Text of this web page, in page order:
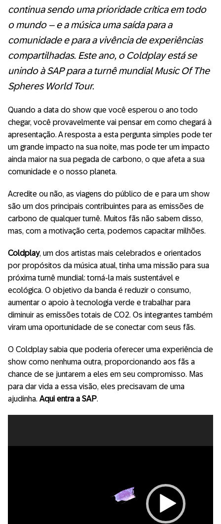
continua sendo uma prioridade crítica em todo
o mundo – e a música uma saída para a
comunidade e para a vivência de experiências
compartilhadas. Este ano, o Coldplay está se
unindo à SAP para a turnê mundial Music Of The
Spheres World Tour.
Quando a data do show que você esperou o ano todo
chegar, você provavelmente vai pensar em como chegará à
apresentação. A resposta a esta pergunta simples pode ter
um grande impacto na sua noite, mas pode ter um impacto
ainda maior na sua pegada de carbono, o que afeta a sua
comunidade e o nosso planeta.
Acredite ou não, as viagens do público de e para um show
são um dos principais contribuintes para as emissões de
carbono de qualquer turnê. Muitos fãs não sabem disso,
mas, com a motivação certa, podemos capacitar milhões.
Coldplay, um dos artistas mais celebrados e orientados
por propósitos da música atual, tinha uma missão para sua
próxima turnê mundial: torná-la mais sustentável e
ecológica. O objetivo da banda é reduzir o consumo,
aumentar o apoio à tecnologia verde e trabalhar para
diminuir as emissões totais de CO2. Os integrantes também
viram uma oportunidade de se conectar com seus fãs.
O Coldplay sabia que poderia oferecer uma experiência de
show como nenhuma outra, proporcionando aos fãs a
chance de se juntarem a eles em seu compromisso. Mas
para dar vida a essa visão, eles precisavam de uma
ajudinha. Aqui entra a SAP.
vídeo